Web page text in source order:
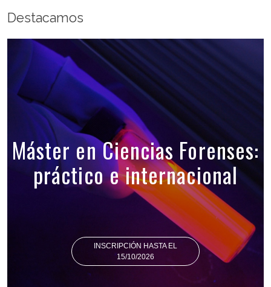
Destacamos
Máster en Ciencias Forenses:
práctico e internacional
INSCRIPCIÓN HASTA EL
15/10/2026